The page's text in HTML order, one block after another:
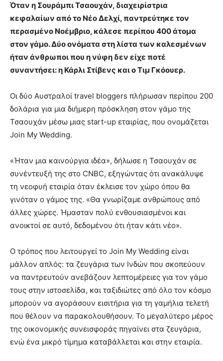
Όταν η Σουράμπι Τσαουχάν, διαχειρίστρια
κεφαλαίων από το Νέο Δελχί, παντρεύτηκε τον
περασμένο Νοέμβριο, κάλεσε περίπου 400 άτομα
στον γάμο. Δύο ονόματα στη λίστα των καλεσμένων
ήταν άνθρωποι που η νύφη δεν είχε ποτέ
συναντήσει: η Κάρλι Στίβενς και ο Τιμ Γκόουερ.
Οι δύο Αυστραλοί travel bloggers πλήρωσαν περίπου 200
δολάρια για μια διήμερη πρόσκληση στον γάμο της
Τσαουχάν μέσω μιας start-up εταιρίας, που ονομάζεται
Join My Wedding.
«Ήταν μια καινούργια ιδέα», δήλωσε η Τσαουχάν σε
συνέντευξή της στο CNBC, εξηγώντας ότι ανακάλυψε
τη νεοφυή εταιρία όταν έκλεισε τον χώρο όπου θα
γινόταν ο γάμος της. «Θα γνωρίζαμε ανθρώπους από
άλλες χώρες. Ήμασταν πολύ ενθουσιασμένοι και
ανοικτοί σε αυτό, δεδομένου ότι ήταν κάτι νέο».
Ο τρόπος που λειτουργεί το Join My Wedding είναι
μάλλον απλός: τα ζευγάρια των Ινδών που σκοπεύουν
να παντρευτούν ανεβάζουν λεπτομέρειες για τον γάμο
τους στην ιστοσελίδα, και ταξιδιώτες από όλο τον κόσμο
μπορούν να αγοράσουν εισιτήρια για τη γαμήλια τελετή
που θέλουν να παρακολουθήσουν. Το μεγαλύτερο μέρος
της οικονομικής συνεισφοράς πηγαίνει στα ζευγάρια,
ενώ ένα μικρό τίμημα καταβάλλεται και στην εταιρία.